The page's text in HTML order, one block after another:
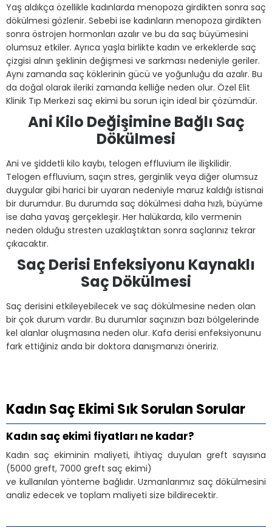
Yaş aldıkça özellikle kadınlarda menopoza girdikten sonra saç
dökülmesi gözlenir. Sebebi ise kadınların menopoza girdikten
sonra östrojen hormonları azalır ve bu da saç büyümesini
olumsuz etkiler. Ayrıca yaşla birlikte kadın ve erkeklerde saç
çizgisi alnın şeklinin değişmesi ve sarkması nedeniyle geriler.
Aynı zamanda saç köklerinin gücü ve yoğunluğu da azalır. Bu
da doğal olarak ileriki zamanda kelliğe neden olur. Özel Elit
Klinik Tıp Merkezi saç ekimi bu sorun için ideal bir çözümdür.
Ani Kilo Değişimine Bağlı Saç
Dökülmesi
Ani ve şiddetli kilo kaybı, telogen effluvium ile ilişkilidir.
Telogen effluvium, saçın stres, gerginlik veya diğer olumsuz
duygular gibi harici bir uyaran nedeniyle maruz kaldığı istisnai
bir durumdur. Bu durumda saç dökülmesi daha hızlı, büyüme
ise daha yavaş gerçekleşir. Her halükarda, kilo vermenin
neden olduğu stresten uzaklaştıktan sonra saçlarınız tekrar
çıkacaktır.
Saç Derisi Enfeksiyonu Kaynaklı
Saç Dökülmesi
Saç derisini etkileyebilecek ve saç dökülmesine neden olan
bir çok durum vardır. Bu durumlar saçınızın bazı bölgelerinde
kel alanlar oluşmasına neden olur. Kafa derisi enfeksiyonunu
fark ettiğiniz anda bir doktora danışmanızı öneririz.
Kadın Saç Ekimi Sık Sorulan Sorular
Kadın saç ekimi fiyatları ne kadar?
Kadın saç ekiminin maliyeti, ihtiyaç duyulan greft sayısına
(5000 greft, 7000 greft saç ekimi)
ve kullanılan yönteme bağlıdır. Uzmanlarımız saç dökülmesini
analiz edecek ve toplam maliyeti size bildirecektir.